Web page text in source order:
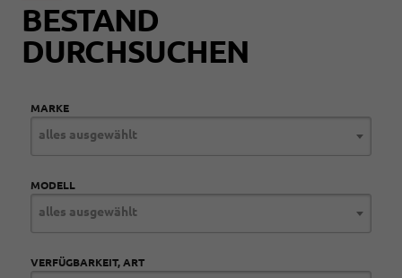
BESTAND
DURCHSUCHEN
MARKE
alles ausgewählt
MODELL
alles ausgewählt
VERFÜGBARKEIT, ART